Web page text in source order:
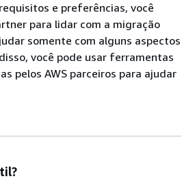
e preferências, você
para lidar com a migração
somente com alguns aspectos
você pode usar ferramentas
pelos AWS parceiros para ajudar